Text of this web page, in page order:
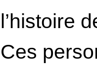
l’histoire
Ces